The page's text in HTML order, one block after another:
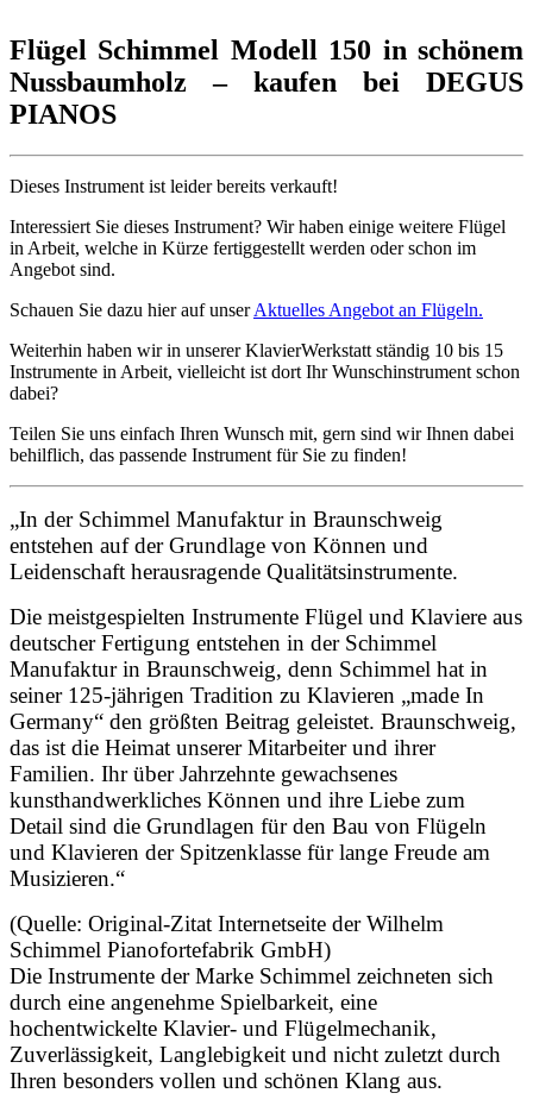
Flügel Schimmel Modell 150 in schönem
Nussbaumholz – kaufen bei DEGUS
PIANOS
Dieses Instrument ist leider bereits verkauft!
Interessiert Sie dieses Instrument? Wir haben einige weitere Flügel
in Arbeit, welche in Kürze fertiggestellt werden oder schon im
Angebot sind.
Schauen Sie dazu hier auf unserAktuelles Angebot an Flügeln.
Weiterhin haben wir in unserer KlavierWerkstatt ständig 10 bis 15
Instrumente in Arbeit, vielleicht ist dort Ihr Wunschinstrument schon
dabei?
Teilen Sie uns einfach Ihren Wunsch mit, gern sind wir Ihnen dabei
behilflich, das passende Instrument für Sie zu finden!
„In der Schimmel Manufaktur in Braunschweig
entstehen auf der Grundlage von Können und
Leidenschaft herausragende Qualitätsinstrumente.
Die meistgespielten Instrumente Flügel und Klaviere aus
deutscher Fertigung entstehen in der Schimmel
Manufaktur in Braunschweig, denn Schimmel hat in
seiner 125-jährigen Tradition zu Klavieren „made In
Germany“ den größten Beitrag geleistet. Braunschweig,
das ist die Heimat unserer Mitarbeiter und ihrer
Familien. Ihr über Jahrzehnte gewachsenes
kunsthandwerkliches Können und ihre Liebe zum
Detail sind die Grundlagen für den Bau von Flügeln
und Klavieren der Spitzenklasse für lange Freude am
Musizieren.“
(Quelle: Original-Zitat Internetseite der Wilhelm
Schimmel Pianofortefabrik GmbH)
Die Instrumente der Marke Schimmel zeichneten sich
durch eine angenehme Spielbarkeit, eine
hochentwickelte Klavier- und Flügelmechanik,
Zuverlässigkeit, Langlebigkeit und nicht zuletzt durch
Ihren besonders vollen und schönen Klang aus.